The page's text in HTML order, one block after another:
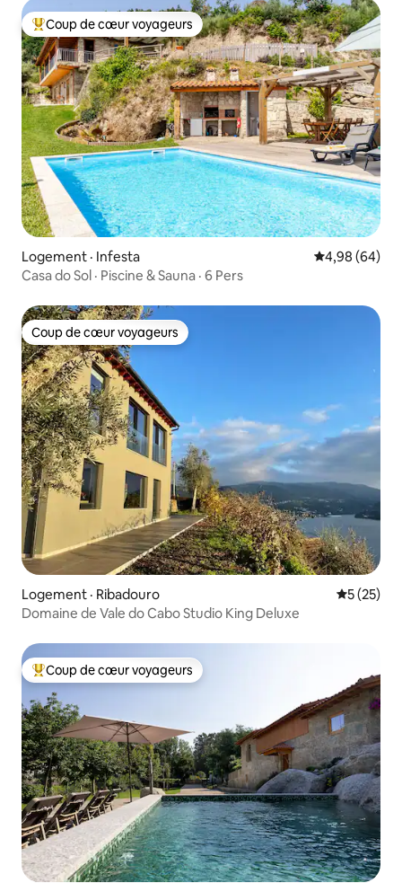
Coup de cœur voyageurs parmi les plus aimés
Coup de cœur voyageurs
Logement · Infesta Note
4,98 (64)
Casa do Sol · Piscine & Sauna · 6 Pers
Coup de cœur voyageurs
Coup de cœur voyageurs
Logement · Ribadouro Note
5 (25)
Domaine de Vale do Cabo Studio King Deluxe
Coup de cœur voyageurs parmi les plus aimés
Coup de cœur voyageurs